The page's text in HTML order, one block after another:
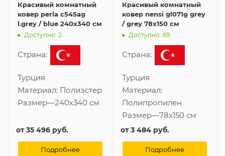
Красивый комнатный
ковер perla c545ag
l.grey / blue 240x340 см
Доступно: 2
Страна:
Турция
Материал: Полиэстер
Размер—240x340 см
от35 496 руб.
Подробнее
Красивый комнатный
ковер nensi gl071g grey
/ grey 78x150 см
Доступно: 69
Страна:
Турция
Материал:
Полипропилен
Размер—78x150 см
от3 484 руб.
Подробнее